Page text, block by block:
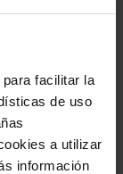
facilitar la
de uso
a utilizar
información